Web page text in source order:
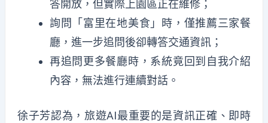
答開放，但實際上園區正在維修；
詢問「富里在地美食」時，僅推薦三家餐
廳，進一步追問後卻轉答交通資訊；
再追問更多餐廳時，系統竟回到自我介紹
內容，無法進行連續對話。
徐子芳認為，旅遊AI最重要的是資訊正確、即時